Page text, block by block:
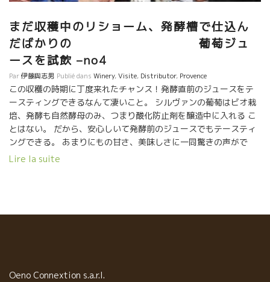
まだ収穫中のリショーム、発酵槽で仕込ん
だばかりの 葡萄ジュ
ースを試飲 –no4
Par伊藤與志男 Publié dans Winery,Visite, Distributor, Provence
この収穫の時期に丁度来れたチャンス！発酵直前のジュースをテ
ースティングできるなんて凄いこと。 シルヴァンの葡萄はビオ栽
培、発酵も自然酵母のみ、つまり酸化防止剤を醸造中に入れる こ
とはない。 だから、安心しいて発酵前のジュースでもテースティ
ングできる。 あまりにもの甘さ、美味しさに一同驚きの声がで
る。 収穫後、除梗して発酵タンクに入れて、温度を低くして２，
Lire la suite
Oeno Connextion s.a.r.l.